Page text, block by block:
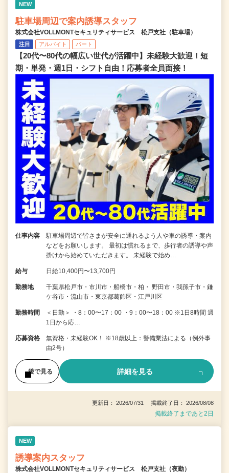
NEW
駐車場周辺で案内誘導スタッフ
株式会社VOLLMONTセキュリティサービス 松戸支社（駐車場）
注目 アルバイト パート
【20代〜80代の幅広い世代が活躍中】未経験大歓迎！短
期・単発・週1日・シフト自由！応募者全員面接！
仕事内容
駐車場周辺で皆さまが安全に通れるよう人や車の誘導・案内
などをお願いします。 最初は慣れるまで、歩行者の誘導や声
掛けから始めていただきます。 未経験で始め…
給与 日給10,400円〜13,700円
勤務地
千葉県松戸市・市川市・船橋市・柏・ 野田市・我孫子市・鎌
ケ谷市・流山市・東京都葛飾区・江戸川区
勤務時間
＜日勤＞ ・8：00〜17：00 ・9：00〜18：00 ※1日8時間 週
1日から応…
応募資格
無資格・未経験OK！ ※18歳以上：警備業法による（例外事
由2号）
後で見る 詳細を見る
更新日： 2026/07/31 掲載終了日： 2026/08/08
掲載終了まであと2日
NEW
誘導案内スタッフ
株式会社VOLLMONTセキュリティサービス 松戸支社（夜勤）